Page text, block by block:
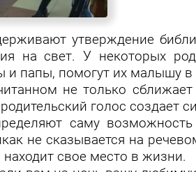
утверждение
на свет. У некоторых
папы, помогут их малышу
не только
голос создает
саму
не сказывается на
находит свое место в жизни.